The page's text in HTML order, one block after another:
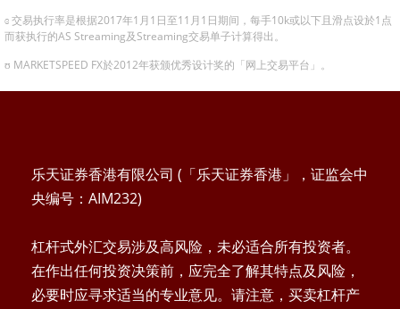
ɞ 交易执行率是根据2017年1月1日至11月1日期间，每手10k或以下且滑点设於1点
而获执行的AS Streaming及Streaming交易单子计算得出。
ʊ MARKETSPEED FX於2012年获颁优秀设计奖的「网上交易平台」。
乐天证券香港有限公司 (「乐天证券香港」，证监会中
央编号：AIM232)
杠杆式外汇交易涉及高风险，未必适合所有投资者。
在作出任何投资决策前，应完全了解其特点及风险，
必要时应寻求适当的专业意见。请注意，买卖杠杆产